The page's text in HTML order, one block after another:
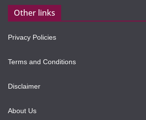
Other links
Privacy Policies
Terms and Conditions
Disclaimer
About Us